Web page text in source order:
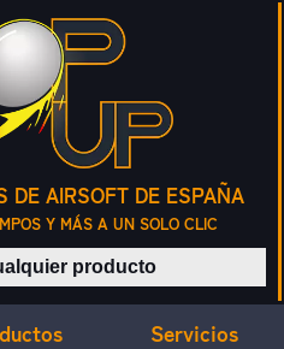
DE AIRSOFT DE ESPAÑA
Y MÁS A UN SOLO CLIC
Buscar productos
Servicios